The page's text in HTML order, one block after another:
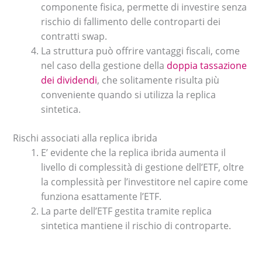
componente fisica, permette di investire senza
rischio di fallimento delle controparti dei
contratti swap.
La struttura può offrire vantaggi fiscali, come
nel caso della gestione della doppia tassazione
dei dividendi, che solitamente risulta più
conveniente quando si utilizza la replica
sintetica.
Rischi associati alla replica ibrida
E’ evidente che la replica ibrida aumenta il
livello di complessità di gestione dell’ETF, oltre
la complessità per l’investitore nel capire come
funziona esattamente l’ETF.
La parte dell’ETF gestita tramite replica
sintetica mantiene il rischio di controparte.